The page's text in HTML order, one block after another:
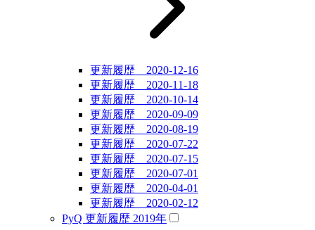
更新履歴 2020-12-16
更新履歴 2020-11-18
更新履歴 2020-10-14
更新履歴 2020-09-09
更新履歴 2020-08-19
更新履歴 2020-07-22
更新履歴 2020-07-15
更新履歴 2020-07-01
更新履歴 2020-04-01
更新履歴 2020-02-12
PyQ 更新履歴 2019年